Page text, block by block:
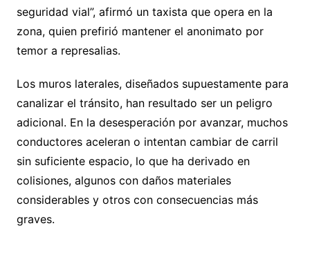
seguridad vial”, afirmó un taxista que opera en la
zona, quien prefirió mantener el anonimato por
temor a represalias.
Los muros laterales, diseñados supuestamente para
canalizar el tránsito, han resultado ser un peligro
adicional. En la desesperación por avanzar, muchos
conductores aceleran o intentan cambiar de carril
sin suficiente espacio, lo que ha derivado en
colisiones, algunos con daños materiales
considerables y otros con consecuencias más
graves.